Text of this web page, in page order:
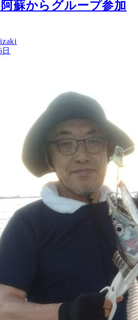
蘇からグループ参加